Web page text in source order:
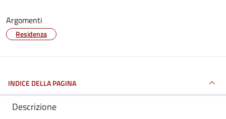
Argomenti
Residenza
INDICE DELLA PAGINA
Descrizione